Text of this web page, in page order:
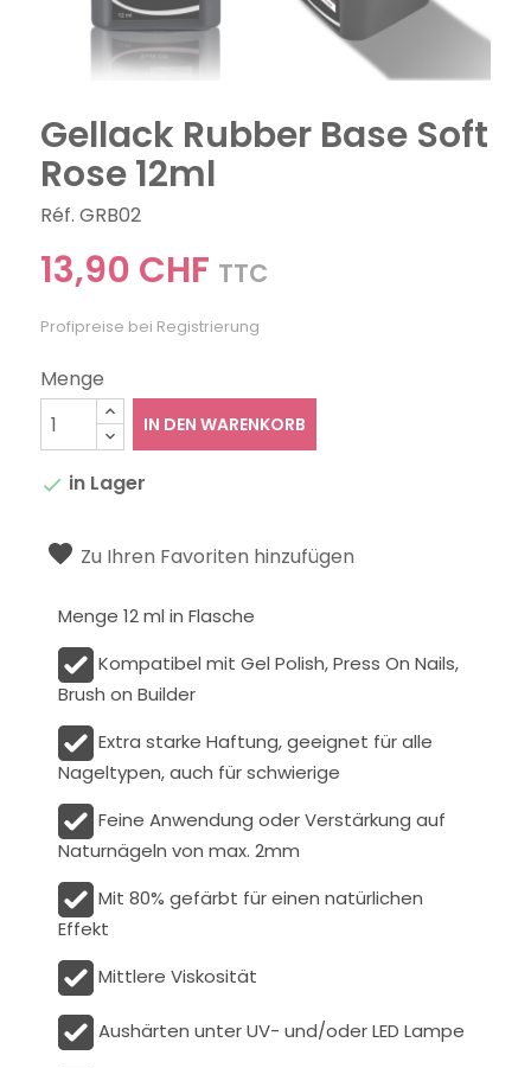
Gellack Rubber Base Soft
Rose 12ml
Réf. GRB02
13,90 CHF TTC
Profipreise bei Registrierung
Menge
IN DEN WARENKORB
 in Lager
Zu Ihren Favoriten hinzufügen
Menge 12 ml in Flasche
Kompatibel mit Gel Polish, Press On Nails,
Brush on Builder
Extra starke Haftung, geeignet für alle
Nageltypen, auch für schwierige
Feine Anwendung oder Verstärkung auf
Naturnägeln von max. 2mm
Mit 80% gefärbt für einen natürlichen
Effekt
Mittlere Viskosität
Aushärten unter UV- und/oder LED Lampe